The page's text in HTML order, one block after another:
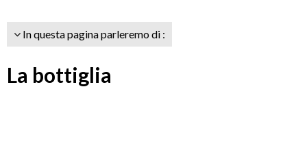
In questa pagina parleremo di :
La bottiglia